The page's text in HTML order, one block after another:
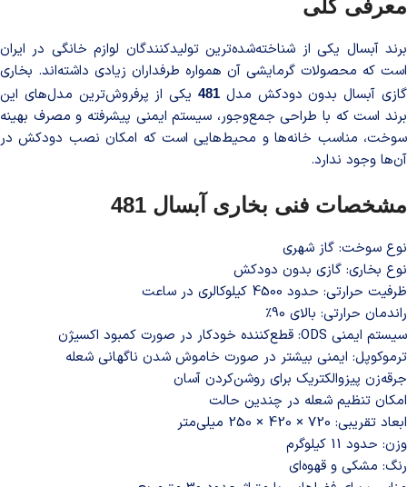
معرفی کلی
برند آبسال یکی از شناخته‌شده‌ترین تولیدکنندگان لوازم خانگی در ایران
است که محصولات گرمایشی آن همواره طرفداران زیادی داشته‌اند. بخاری
گازی آبسال بدون دودکش مدل 481 یکی از پرفروش‌ترین مدل‌های این
برند است که با طراحی جمع‌وجور، سیستم ایمنی پیشرفته و مصرف بهینه
سوخت، مناسب خانه‌ها و محیط‌هایی است که امکان نصب دودکش در
آن‌ها وجود ندارد.
مشخصات فنی بخاری آبسال 481
نوع سوخت: گاز شهری
نوع بخاری: گازی بدون دودکش
ظرفیت حرارتی: حدود 4500 کیلوکالری در ساعت
راندمان حرارتی: بالای 90٪
سیستم ایمنی ODS: قطع‌کننده خودکار در صورت کمبود اکسیژن
ترموکوپل: ایمنی بیشتر در صورت خاموش شدن ناگهانی شعله
جرقه‌زن پیزوالکتریک برای روشن‌کردن آسان
امکان تنظیم شعله در چندین حالت
ابعاد تقریبی: 720 × 420 × 250 میلی‌متر
وزن: حدود 11 کیلوگرم
رنگ: مشکی و قهوه‌ای